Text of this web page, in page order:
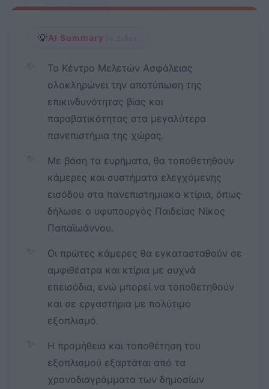
💡AI Summary by Libre
✨
Το Κέντρο Μελετών Ασφάλειας
ολοκληρώνει την αποτύπωση της
επικινδυνότητας βίας και
παραβατικότητας στα μεγαλύτερα
πανεπιστήμια της χώρας.
✨
Με βάση τα ευρήματα, θα τοποθετηθούν
κάμερες και συστήματα ελεγχόμενης
εισόδου στα πανεπιστημιακά κτίρια, όπως
δήλωσε ο υφυπουργός Παιδείας Νίκος
Παπαϊωάννου.
✨
Οι πρώτες κάμερες θα εγκατασταθούν σε
αμφιθέατρα και κτίρια με συχνά
επεισόδια, ενώ μπορεί να τοποθετηθούν
και σε εργαστήρια με πολύτιμο
εξοπλισμό.
✨
Η προμήθεια και τοποθέτηση του
εξοπλισμού εξαρτάται από τα
χρονοδιαγράμματα των δημοσίων